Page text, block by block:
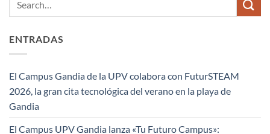
ENTRADAS
El Campus Gandia de la UPV colabora con FuturSTEAM
2026, la gran cita tecnológica del verano en la playa de
Gandia
El Campus UPV Gandia lanza «Tu Futuro Campus»: